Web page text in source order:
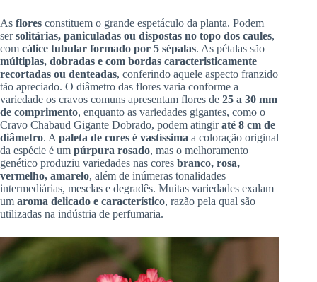
As flores constituem o grande espetáculo da planta. Podem
sersolitárias, paniculadas ou dispostas no topo dos caules,
com cálice tubular formado por 5 sépalas. As pétalas são
múltiplas, dobradas e com bordas caracteristicamente
recortadas ou denteadas, conferindo aquele aspecto franzido
tão apreciado. O diâmetro das flores varia conforme a
variedade os cravos comuns apresentam flores de 25 a 30 mm
de comprimento, enquanto as variedades gigantes, como o
Cravo Chabaud Gigante Dobrado, podem atingiraté 8 cm de
diâmetro. A paleta de cores é vastíssima a coloração original
da espécie é um púrpura rosado, mas o melhoramento
genético produziu variedades nas cores branco, rosa,
vermelho, amarelo, além de inúmeras tonalidades
intermediárias, mesclas e degradês. Muitas variedades exalam
um aroma delicado e característico, razão pela qual são
utilizadas na indústria de perfumaria.